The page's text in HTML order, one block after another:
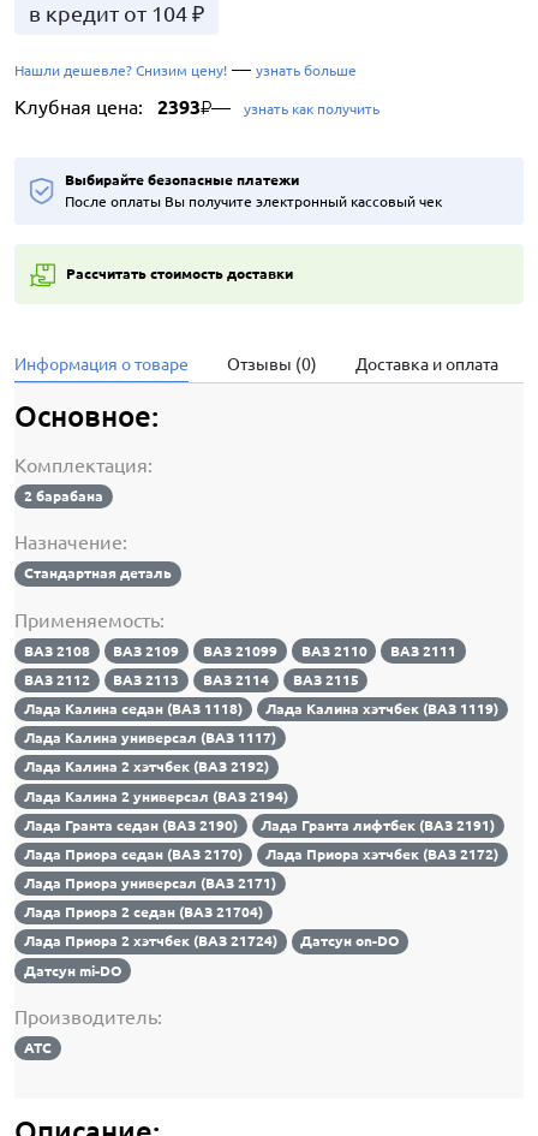
в кредит от 104 ₽
Нашли дешевле? Снизим цену! — узнать больше
Клубная цена: 2393₽— узнать как получить
Выбирайте безопасные платежи
После оплаты Вы получите электронный кассовый чек
Рассчитать стоимость доставки
Информация о товаре Отзывы (0) Доставка и оплата
Основное:
Комплектация:
2 барабана
Назначение:
Стандартная деталь
Применяемость:
ВАЗ 2108 ВАЗ 2109 ВАЗ 21099 ВАЗ 2110
ВАЗ 2111
ВАЗ 2112
ВАЗ 2113 ВАЗ 2114
ВАЗ 2115
Лада Калина седан (ВАЗ 1118)
Лада Калина хэтчбек (ВАЗ 1119)
Лада Калина универсал (ВАЗ 1117)
Лада Калина 2 хэтчбек (ВАЗ 2192)
Лада Калина 2 универсал (ВАЗ 2194)
Лада Гранта седан (ВАЗ 2190)
Лада Гранта лифтбек (ВАЗ 2191)
Лада Приора седан (ВАЗ 2170)
Лада Приора хэтчбек (ВАЗ 2172)
Лада Приора универсал (ВАЗ 2171)
Лада Приора 2 седан (ВАЗ 21704)
Лада Приора 2 хэтчбек (ВАЗ 21724)
Датсун on-DO
Датсун mi-DO
Производитель:
ATC